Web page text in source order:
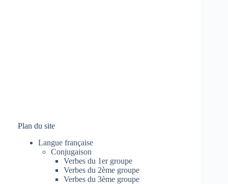
Plan du site
Langue française
Conjugaison
Verbes du 1er groupe
Verbes du 2ème groupe
Verbes du 3ème groupe